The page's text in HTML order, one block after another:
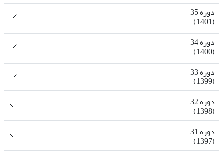
دوره 35
(1401)
دوره 34
(1400)
دوره 33
(1399)
دوره 32
(1398)
دوره 31
(1397)